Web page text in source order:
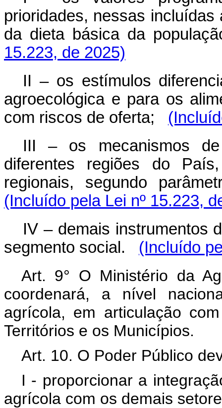
prioridades, nessas
da dieta básica da
15.223, de 2025)
II – os estímulos
agroecológica e para os
com riscos de oferta;
III – os mecanismos
diferentes regiões do
regionais, segundo
(Incluído pela Lei nº 15.223,
IV – demais instrumentos
segmento social.
(Incluído
Art. 9° O Ministério da
coordenará, a nível
agrícola, em articulação
Territórios e os Municípios.
Art. 10. O Poder Público
I - proporcionar a
agrícola com os demais